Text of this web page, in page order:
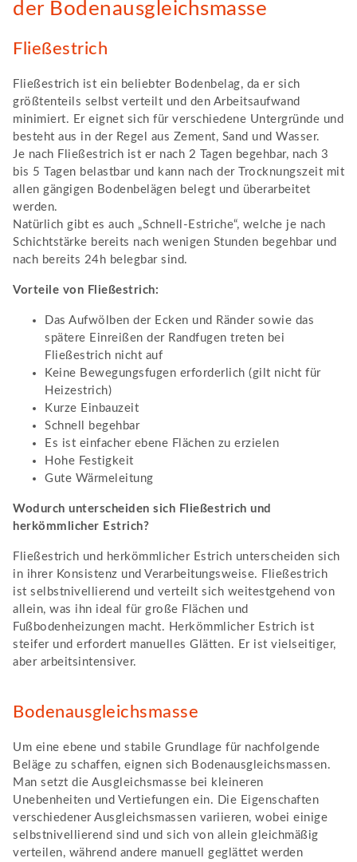
der Bodenausgleichsmasse
Fließestrich
Fließestrich ist ein beliebter Bodenbelag, da er sich
größtenteils selbst verteilt und den Arbeitsaufwand
minimiert. Er eignet sich für verschiedene Untergründe und
besteht aus in der Regel aus Zement, Sand und Wasser.
Je nach Fließestrich ist er nach 2 Tagen begehbar, nach 3
bis 5 Tagen belastbar und kann nach der Trocknungszeit mit
allen gängigen Bodenbelägen belegt und überarbeitet
werden.
Natürlich gibt es auch „Schnell-Estriche“, welche je nach
Schichtstärke bereits nach wenigen Stunden begehbar und
nach bereits 24h belegbar sind.
Vorteile von Fließestrich:
Das Aufwölben der Ecken und Ränder sowie das
spätere Einreißen der Randfugen treten bei
Fließestrich nicht auf
Keine Bewegungsfugen erforderlich (gilt nicht für
Heizestrich)
Kurze Einbauzeit
Schnell begehbar
Es ist einfacher ebene Flächen zu erzielen
Hohe Festigkeit
Gute Wärmeleitung
Wodurch unterscheiden sich Fließestrich und
herkömmlicher Estrich?
Fließestrich und herkömmlicher Estrich unterscheiden sich
in ihrer Konsistenz und Verarbeitungsweise. Fließestrich
ist selbstnivellierend und verteilt sich weitestgehend von
allein, was ihn ideal für große Flächen und
Fußbodenheizungen macht. Herkömmlicher Estrich ist
steifer und erfordert manuelles Glätten. Er ist vielseitiger,
aber arbeitsintensiver.
Bodenausgleichsmasse
Um eine ebene und stabile Grundlage für nachfolgende
Beläge zu schaffen, eignen sich Bodenausgleichsmassen.
Man setzt die Ausgleichsmasse bei kleineren
Unebenheiten und Vertiefungen ein. Die Eigenschaften
verschiedener Ausgleichsmassen variieren, wobei einige
selbstnivellierend sind und sich von allein gleichmäßig
verteilen, während andere manuell geglättet werden